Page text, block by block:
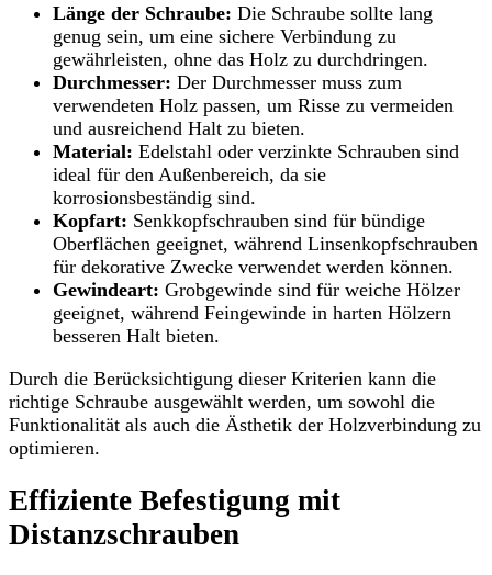
Länge der Schraube: Die Schraube sollte lang
genug sein, um eine sichere Verbindung zu
gewährleisten, ohne das Holz zu durchdringen.
Durchmesser: Der Durchmesser muss zum
verwendeten Holz passen, um Risse zu vermeiden
und ausreichend Halt zu bieten.
Material: Edelstahl oder verzinkte Schrauben sind
ideal für den Außenbereich, da sie
korrosionsbeständig sind.
Kopfart: Senkkopfschrauben sind für bündige
Oberflächen geeignet, während Linsenkopfschrauben
für dekorative Zwecke verwendet werden können.
Gewindeart: Grobgewinde sind für weiche Hölzer
geeignet, während Feingewinde in harten Hölzern
besseren Halt bieten.
Durch die Berücksichtigung dieser Kriterien kann die
richtige Schraube ausgewählt werden, um sowohl die
Funktionalität als auch die Ästhetik der Holzverbindung zu
optimieren.
Effiziente Befestigung mit
Distanzschrauben